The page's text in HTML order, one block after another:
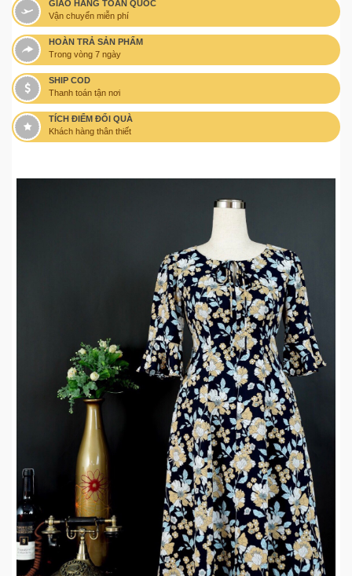
GIAO HÀNG TOÀN QUỐC
Vận chuyển miễn phí
HOÀN TRẢ SẢN PHẨM
Trong vòng 7 ngày
SHIP COD
Thanh toán tận nơi
TÍCH ĐIỂM ĐỔI QUÀ
Khách hàng thân thiết